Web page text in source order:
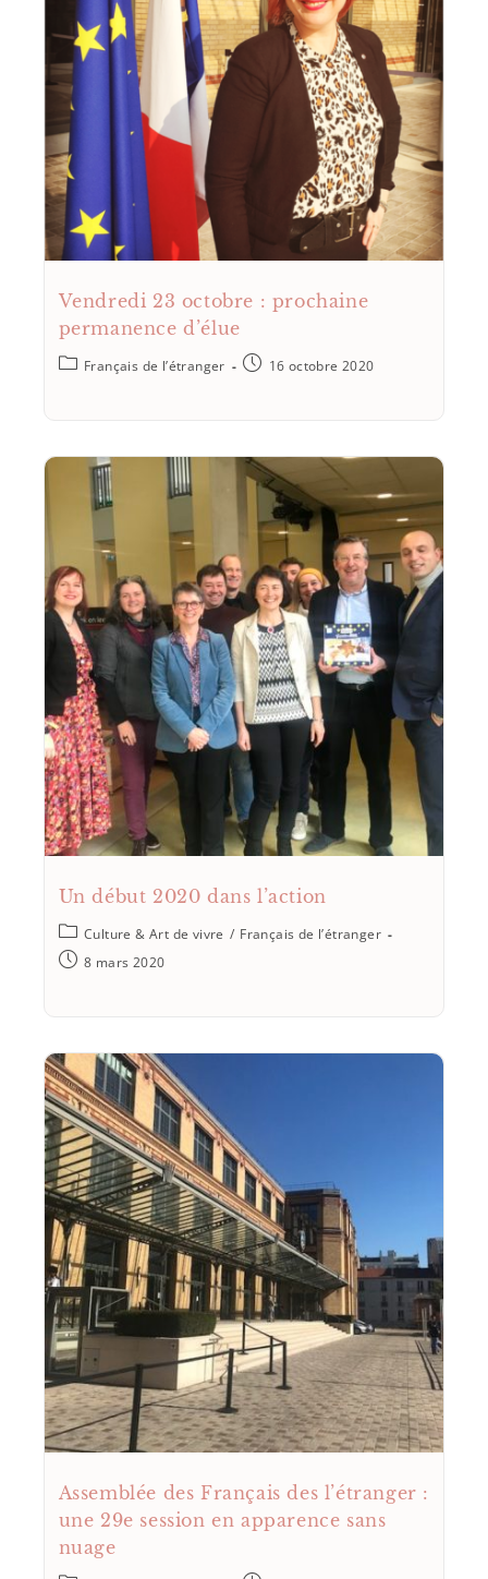
Vendredi 23 octobre : prochaine
permanence d’élue
Français de l’étranger 16 octobre 2020
Un début 2020 dans l’action
Culture & Art de vivre / Français de l’étranger
8 mars 2020
Assemblée des Français des l’étranger :
une 29e session en apparence sans
nuage